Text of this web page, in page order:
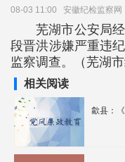
08-03 11:00 安徽纪检监察网
芜湖市公安局
段晋洪涉嫌严重违
监察调查。（芜湖市
相关阅读
歙县：